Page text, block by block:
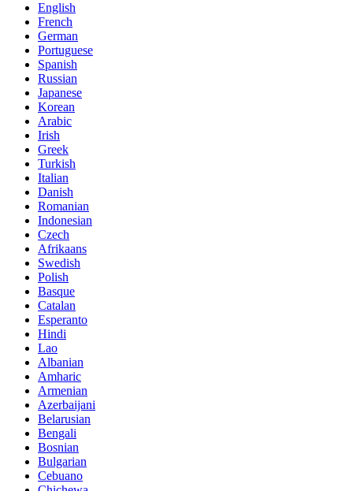
English
French
German
Portuguese
Spanish
Russian
Japanese
Korean
Arabic
Irish
Greek
Turkish
Italian
Danish
Romanian
Indonesian
Czech
Afrikaans
Swedish
Polish
Basque
Catalan
Esperanto
Hindi
Lao
Albanian
Amharic
Armenian
Azerbaijani
Belarusian
Bengali
Bosnian
Bulgarian
Cebuano